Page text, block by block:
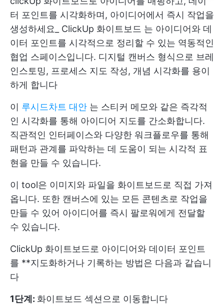
터 포인트를 시각화하며, 아이디어에서 즉시 작업을
생성하세요_ ClickUp 화이트보드 는 아이디어와 데
이터 포인트를 시각적으로 정리할 수 있는 역동적인
협업 스페이스입니다. 디지털 캔버스 형식으로 브레
인스토밍, 프로세스 지도 작성, 개념 시각화를 용이
하게 합니다
이 루시드차트 대안 는 스티커 메모와 같은 즉각적
인 시각화를 통해 아이디어 지도를 간소화합니다.
직관적인 인터페이스와 다양한 워크플로우를 통해
패턴과 관계를 파악하는 데 도움이 되는 시각적 표
현을 만들 수 있습니다.
이 tool은 이미지와 파일을 화이트보드로 직접 가져
옵니다. 또한 캔버스에 있는 모든 콘텐츠로 작업을
만들 수 있어 아이디어를 즉시 팔로워에게 전달할
수 있습니다.
ClickUp 화이트보드로 아이디어와 데이터 포인트
를 **지도화하거나 기록하는 방법은 다음과 같습니
다
1단계: 화이트보드 섹션으로 이동합니다